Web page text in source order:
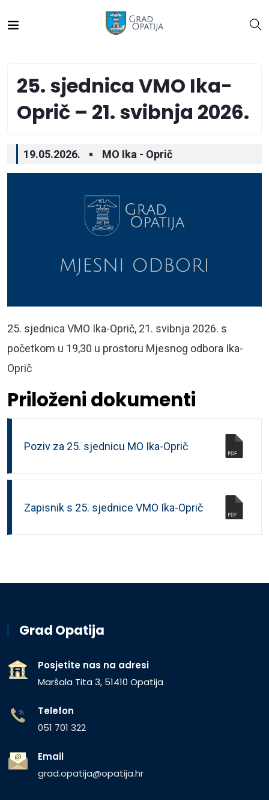
25. sjednica VMO Ika-
Oprič – 21. svibnja 2026.
19.05.2026. MO Ika - Oprič
25. sjednica VMO Ika-Oprič, 21. svibnja 2026. s
početkom u 19,30 u prostoru Mjesnog odbora Ika-
Oprič
Priloženi dokumenti
Poziv za 25. sjednicu MO Ika-Oprič
Zapisnik s 25. sjednice VMO Ika-Oprič
Grad Opatija
Posjetite nas na adresi
Maršala Tita 3, 51410 Opatija
Telefon
051 701 322
Email
grad.opatija@opatija.hr